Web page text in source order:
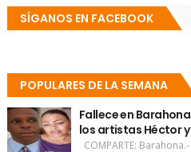
SÍGANOS EN FACEBOOK
POPULARES DE LA SEMANA
Fallece en
los artistas Héctor
COMPARTE: